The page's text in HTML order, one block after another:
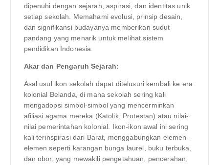
dipenuhi dengan sejarah, aspirasi, dan identitas unik
setiap sekolah. Memahami evolusi, prinsip desain,
dan signifikansi budayanya memberikan sudut
pandang yang menarik untuk melihat sistem
pendidikan Indonesia.
Akar dan Pengaruh Sejarah:
Asal usul ikon sekolah dapat ditelusuri kembali ke era
kolonial Belanda, di mana sekolah sering kali
mengadopsi simbol-simbol yang mencerminkan
afiliasi agama mereka (Katolik, Protestan) atau nilai-
nilai pemerintahan kolonial. Ikon-ikon awal ini sering
kali terinspirasi dari Barat, menggabungkan elemen-
elemen seperti karangan bunga laurel, buku terbuka,
dan obor, yang mewakili pengetahuan, pencerahan,